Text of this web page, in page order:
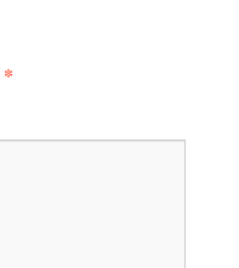
*